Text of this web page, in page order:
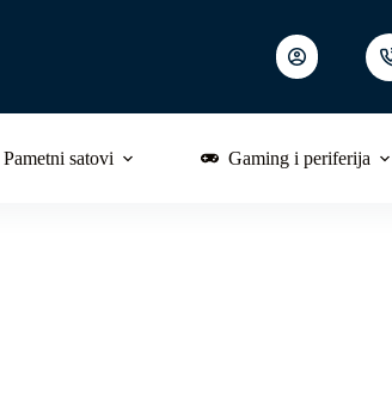
Pametni satovi Gaming i periferija